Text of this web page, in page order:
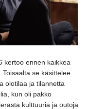
kertoo ennen kaikkea
se käsittelee
olotilaa ja tilannetta
kun oli pakko
kulttuuria ja outoja